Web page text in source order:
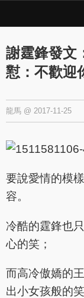
謝霆鋒發文
懟：不歡迎
龍馬 @ 2017-11-25
要說愛情的模
容。
冷酷的霆鋒也
心的笑；
而高冷傲嬌的
出小女孩般的笑